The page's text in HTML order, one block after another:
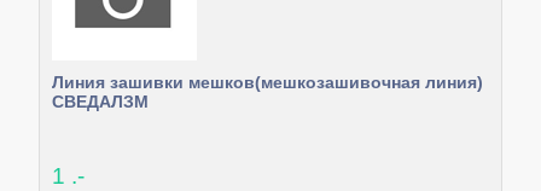
Линия зашивки мешков(мешкозашивочная линия)
СВЕДАЛЗМ
1 .-